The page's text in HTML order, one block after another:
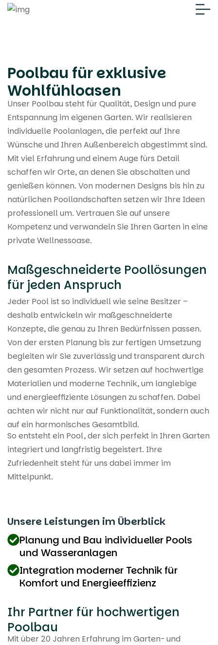
Poolbau für exklusive
Wohlfühloasen
Unser Poolbau steht für Qualität, Design und pure
Entspannung im eigenen Garten. Wir realisieren
individuelle Poolanlagen, die perfekt auf Ihre
Wünsche und Ihren Außenbereich abgestimmt sind.
Mit viel Erfahrung und einem Auge fürs Detail
schaffen wir Orte, an denen Sie abschalten und
genießen können. Von modernen Designs bis hin zu
natürlichen Poollandschaften setzen wir Ihre Ideen
professionell um. Vertrauen Sie auf unsere
Kompetenz und verwandeln Sie Ihren Garten in eine
private Wellnessoase.
Maßgeschneiderte Poollösungen
für jeden Anspruch
Jeder Pool ist so individuell wie seine Besitzer –
deshalb entwickeln wir maßgeschneiderte
Konzepte, die genau zu Ihren Bedürfnissen passen.
Von der ersten Planung bis zur fertigen Umsetzung
begleiten wir Sie zuverlässig und transparent durch
den gesamten Prozess. Wir setzen auf hochwertige
Materialien und moderne Technik, um langlebige
und energieeffiziente Lösungen zu schaffen. Dabei
achten wir nicht nur auf Funktionalität, sondern auch
auf ein harmonisches Gesamtbild.
So entsteht ein Pool, der sich perfekt in Ihren Garten
integriert und langfristig begeistert. Ihre
Zufriedenheit steht für uns dabei immer im
Mittelpunkt.
Unsere Leistungen im Überblick
Planung und Bau individueller Pools
und Wasseranlagen
Integration moderner Technik für
Komfort und Energieeffizienz
Ihr Partner für hochwertigen
Poolbau
Mit über 20 Jahren Erfahrung im Garten- und